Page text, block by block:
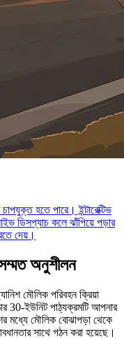
হতে পারে। ইন্টারেক্টিভ
ডিসপ্যাচ কলে ঝাঁপিয়ে পড়ার
দেয়।
অনুশীলন
মৌলিক পরিবহন ক্রিয়া
30-ইউনিট পাঠ্যক্রমটি আপনার
মধ্যে মৌলিক বোঝাপড়া থেকে
সাথে গঠন করা হয়েছে।